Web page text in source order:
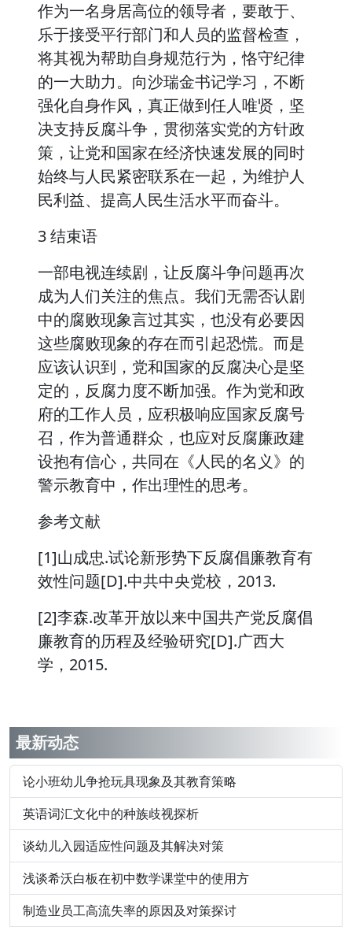
作为一名身居高位的领导者，要敢于、
乐于接受平行部门和人员的监督检查，
将其视为帮助自身规范行为，恪守纪律
的一大助力。向沙瑞金书记学习，不断
强化自身作风，真正做到任人唯贤，坚
决支持反腐斗争，贯彻落实党的方针政
策，让党和国家在经济快速发展的同时
始终与人民紧密联系在一起，为维护人
民利益、提高人民生活水平而奋斗。
3 结束语
一部电视连续剧，让反腐斗争问题再次
成为人们关注的焦点。我们无需否认剧
中的腐败现象言过其实，也没有必要因
这些腐败现象的存在而引起恐慌。而是
应该认识到，党和国家的反腐决心是坚
定的，反腐力度不断加强。作为党和政
府的工作人员，应积极响应国家反腐号
召，作为普通群众，也应对反腐廉政建
设抱有信心，共同在《人民的名义》的
警示教育中，作出理性的思考。
参考文献
[1]山成忠.试论新形势下反腐倡廉教育有
效性问题[D].中共中央党校，2013.
[2]李森.改革开放以来中国共产党反腐倡
廉教育的历程及经验研究[D].广西大
学，2015.
最新动态
论小班幼儿争抢玩具现象及其教育策略
英语词汇文化中的种族歧视探析
谈幼儿入园适应性问题及其解决对策
浅谈希沃白板在初中数学课堂中的使用方
制造业员工高流失率的原因及对策探讨